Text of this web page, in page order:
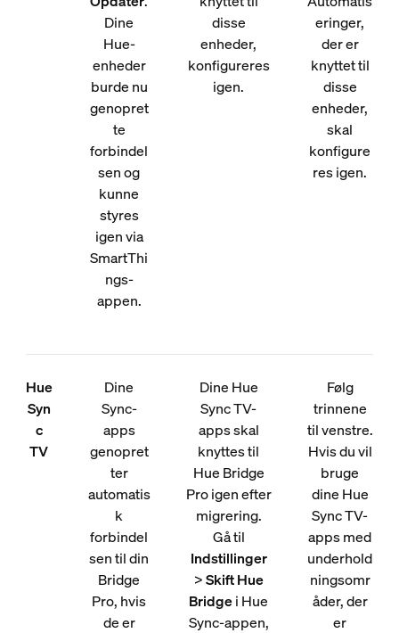
Dine
Hue-
enheder
burde nu
genopret
te
forbindel
sen og
kunne
styres
igen via
SmartThi
ngs-
appen.
disse
enheder,
konfigureres
igen.
eringer,
der er
knyttet til
disse
enheder,
skal
konfigure
res igen.
Hue
Syn
c
TV
Dine
Sync-
apps
genopret
ter
automatis
k
forbindel
sen til din
Bridge
Pro, hvis
de er
Dine Hue
Sync TV-
apps skal
knyttes til
Hue Bridge
Pro igen efter
migrering.
Gå til
Indstillinger
>Skift Hue
Bridgei Hue
Sync-appen,
Følg
trinnene
til venstre.
Hvis du vil
bruge
dine Hue
Sync TV-
apps med
underhold
ningsomr
åder, der
er